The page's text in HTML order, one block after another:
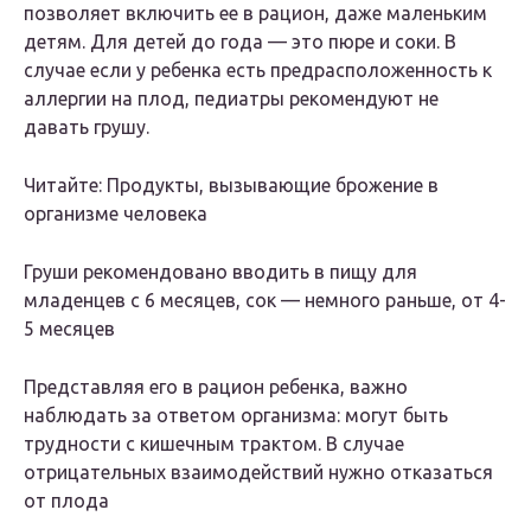
позволяет включить ее в рацион, даже маленьким
детям. Для детей до года — это пюре и соки. В
случае если у ребенка есть предрасположенность к
аллергии на плод, педиатры рекомендуют не
давать грушу.
Читайте: Продукты, вызывающие брожение в
организме человека
Груши рекомендовано вводить в пищу для
младенцев с 6 месяцев, сок — немного раньше, от 4-
5 месяцев
Представляя его в рацион ребенка, важно
наблюдать за ответом организма: могут быть
трудности с кишечным трактом. В случае
отрицательных взаимодействий нужно отказаться
от плода